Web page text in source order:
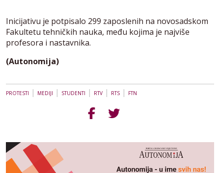
Inicijativu je potpisalo 299 zaposlenih na novosadskom
Fakultetu tehničkih nauka, među kojima je najviše
profesora i nastavnika.
(Autonomija)
PROTESTI | MEDIJI | STUDENTI | RTV | RTS | FTN